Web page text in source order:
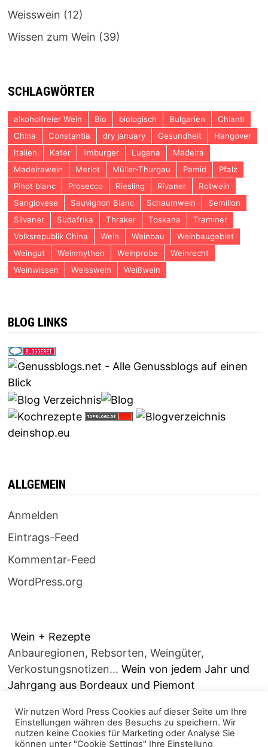
Weisswein (12)
Wissen zum Wein (39)
SCHLAGWÖRTER
alkoholfreier Wein Bio biologisch Bulgarien
Chianti
China
Constantia dry january Gesundheit
Hangover
Italien
Kater limburger Lugana
Madeira
Madeirawein
Merlot Müller-Thurgau Pamid
Pfalz
Pinot blanc
Prosecco Riesling Rivaner
Rotwein
Sangiovese
Sauvignon Blanc Schaumwein
Semillon
Silvaner
Südafrika Thraker Toskana
Traminer
Volksrepublik China
Wein Weinbau
Weinbaugebiet
Weingut
Weinmythen Weinprobe
Weinrecht
Weinwissen
Weisswein Weißwein
BLOG LINKS
deinshop.eu
ALLGEMEIN
Anmelden
Eintrags-Feed
Kommentar-Feed
WordPress.org
Wein + Rezepte
Anbauregionen, Rebsorten, Weingüter,
Verkostungsnotizen... Wein von jedem Jahr und
Jahrgang aus Bordeaux und Piemont
Wir nutzen Word Press Cookies auf dieser Seite um Ihre
Einstellungen währen des Besuchs zu speichern. Wir
nutzen keine Cookies für Marketing oder Analyse Sie
können unter "Cookie Settings" Ihre Einstellung